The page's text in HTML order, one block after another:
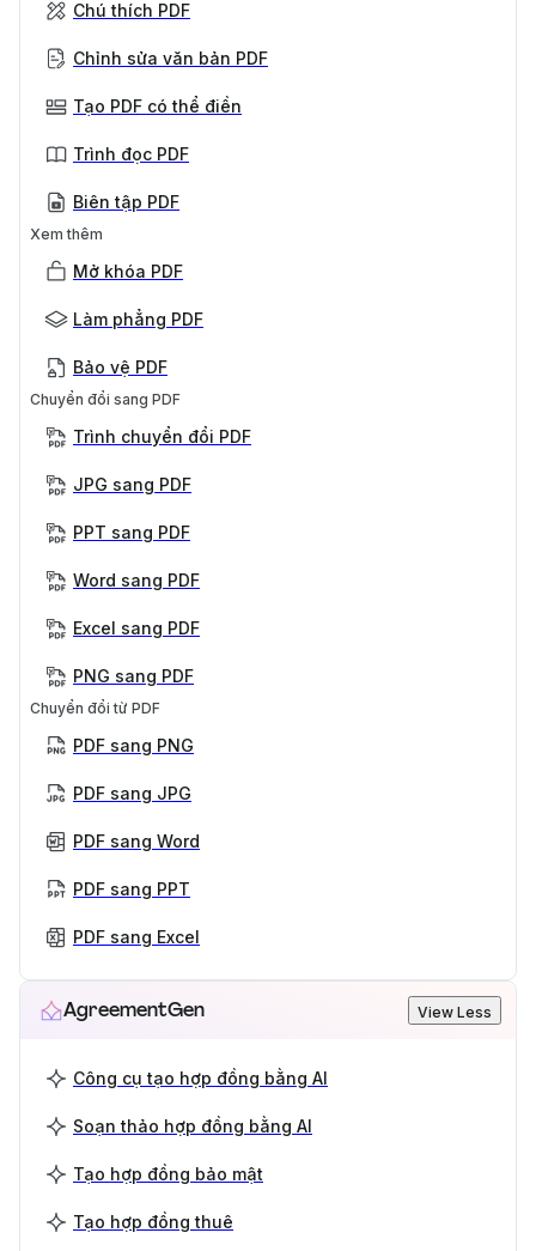
Chú thích PDF
Chỉnh sửa văn bản PDF
Tạo PDF có thể điền
Trình đọc PDF
Biên tập PDF
Xem thêm
Mở khóa PDF
Làm phẳng PDF
Bảo vệ PDF
Chuyển đổi sang PDF
Trình chuyển đổi PDF
JPG sang PDF
PPT sang PDF
Word sang PDF
Excel sang PDF
PNG sang PDF
Chuyển đổi từ PDF
PDF sang PNG
PDF sang JPG
PDF sang Word
PDF sang PPT
PDF sang Excel
AgreementGen View Less
Công cụ tạo hợp đồng bằng AI
Soạn thảo hợp đồng bằng AI
Tạo hợp đồng bảo mật
Tạo hợp đồng thuê